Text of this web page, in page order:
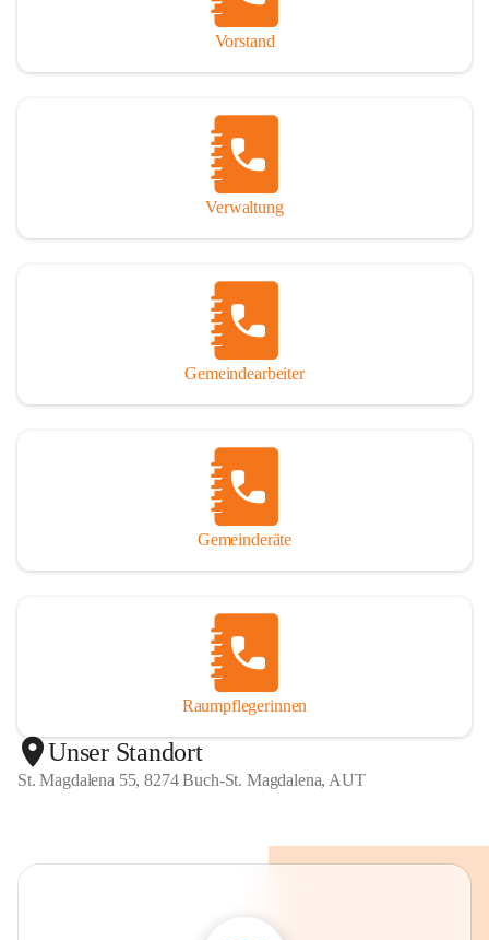
Vorstand
Verwaltung
Gemeindearbeiter
Gemeinderäte
Raumpflegerinnen
Unser Standort
St. Magdalena 55, 8274 Buch-St. Magdalena, AUT